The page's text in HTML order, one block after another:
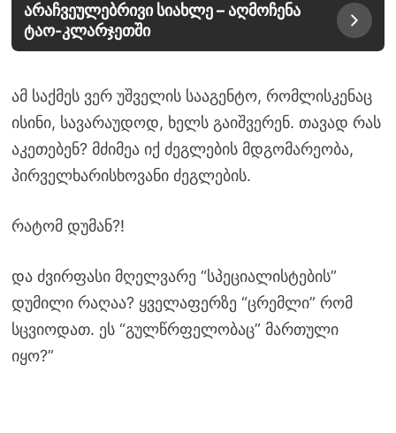
არაჩვეულებრივი სიახლე – აღმოჩენა
ტაო-კლარჯეთში
ამ საქმეს ვერ უშველის სააგენტო, რომლისკენაც
ისინი, სავარაუდოდ, ხელს გაიშვერენ. თავად რას
აკეთებენ? მძიმეა იქ ძეგლების მდგომარეობა,
პირველხარისხოვანი ძეგლების.
რატომ დუმან?!
და ძვირფასი მღელვარე “სპეციალისტების”
დუმილი რაღაა? ყველაფერზე “ცრემლი” რომ
სცვიოდათ. ეს “გულწრფელობაც” მართული
იყო?”